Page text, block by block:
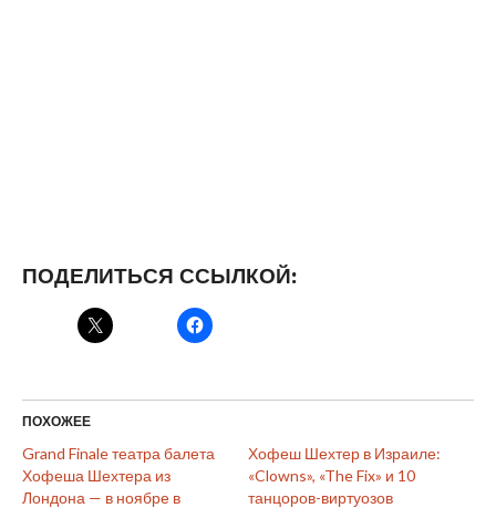
ПОДЕЛИТЬСЯ ССЫЛКОЙ:
ПОХОЖЕЕ
Grand Finale театра балета
Хофеша Шехтера из
Лондона — в ноябре в
Хофеш Шехтер в Израиле:
«Clowns», «The Fix» и 10
танцоров-виртуозов